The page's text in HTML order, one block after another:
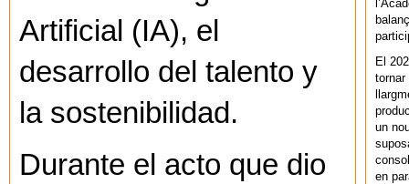
Artificial (IA), el
desarrollo del talento y
la sostenibilidad.
Durante el acto que dio
El
un
en